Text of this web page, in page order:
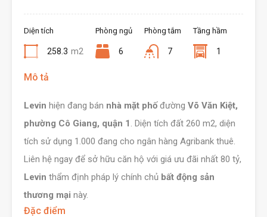
Diện tích
258.3 m2
Phòng ngủ
6
Phòng tắm
7
Tầng hầm
1
Mô tả
Levin hiện đang bán nhà mặt phốđường Võ Văn Kiệt,
phường Cô Giang, quận 1 . Diện tích đất 260 m2, diện
tích sử dụng 1.000 đang cho ngân hàng Agribank thuê.
Liên hệ ngay để sở hữu căn hộ với giá ưu đãi nhất 80 tỷ,
Levin thẩm định pháp lý chính chủ bất động sản
thương mại này.
Đặc điểm